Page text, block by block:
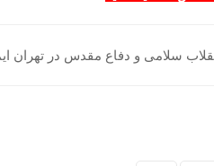
سلامی و دفاع مقدس در تهران